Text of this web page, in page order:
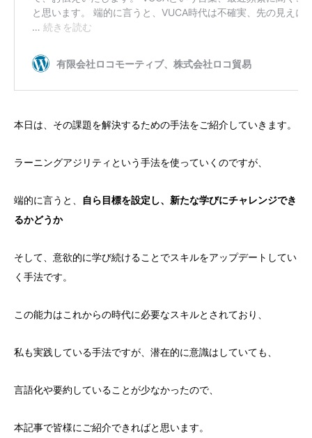
本日は、その課題を解決するための手法をご紹介していきます。
ラーニングアジリティという手法を使っていくのですが、
端的に言うと、
自ら目標を設定し、新たな学びにチャレンジでき
るかどうか
そして、意欲的に学び続けることでスキルをアップデートしてい
く手法です。
この能力はこれからの時代に必要なスキルとされており、
私も実践している手法ですが、潜在的に意識はしていても、
言語化や要約していることが少なかったので、
本記事で皆様にご紹介できればと思います。